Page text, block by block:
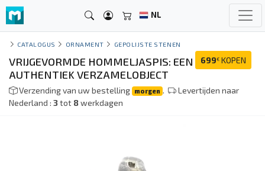
NL
CATALOGUS ORNAMENT GEPOLIJSTE STENEN
699€ KOPEN
VRIJGEVORMDE HOMMELJASPIS: EEN
AUTHENTIEK VERZAMELOBJECT
Verzending van uw bestelling morgen .
Levertijden naar
Nederland : 3tot 8werkdagen